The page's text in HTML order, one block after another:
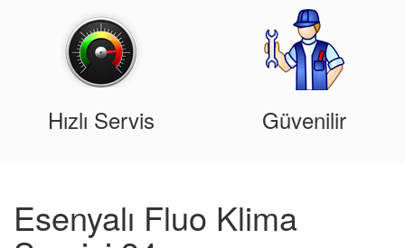
Hızlı Servis Güvenilir
Esenyalı Fluo Klima